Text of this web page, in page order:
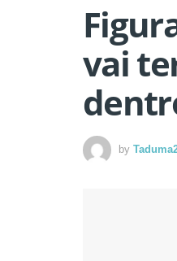
vai
by